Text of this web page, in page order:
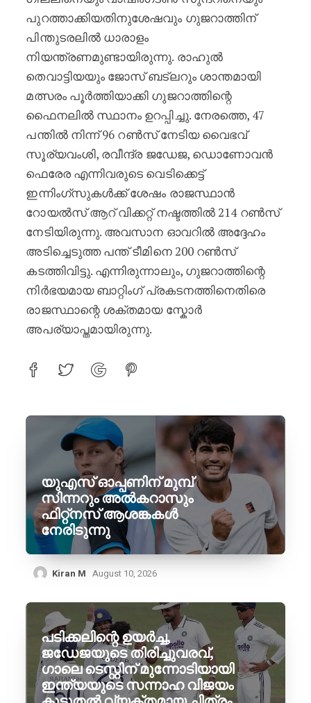
പുറത്താക്കിയതിനുശേഷവും ഗുജറാത്തിന്
പിന്തുടരലിൽ ധാരാളം
നിയന്ത്രണമുണ്ടായിരുന്നു. രാഹുൽ
തെവാട്ടിയയും ജോസ് ബട്‌ലറും ശാന്തമായി
മത്സരം പൂർത്തിയാക്കി ഗുജറാത്തിന്റെ
ഫൈനലിൽ സ്ഥാനം ഉറപ്പിച്ചു. നേരത്തെ, 47
പന്തിൽ നിന്ന് 96 റൺസ് നേടിയ വൈഭവ്
സൂര്യവംശി, രവീന്ദ്ര ജഡേജ, ഡൊണോവൻ
ഫെരേര എന്നിവരുടെ വെടിക്കെട്ട്
ഇന്നിംഗ്‌സുകൾക്ക് ശേഷം രാജസ്ഥാൻ
റോയൽസ് ആറ് വിക്കറ്റ് നഷ്ടത്തിൽ 214 റൺസ്
നേടിയിരുന്നു. അവസാന ഓവറിൽ അദ്ദേഹം
അടിച്ചെടുത്ത പന്ത് ടീമിനെ 200 റൺസ്
കടത്തിവിട്ടു. എന്നിരുന്നാലും, ഗുജറാത്തിന്റെ
നിർഭയമായ ബാറ്റിംഗ് പ്രകടനത്തിനെതിരെ
രാജസ്ഥാന്റെ ശക്തമായ സ്കോർ
അപര്യാപ്തമായിരുന്നു.
യുഎസ് ഓപ്പണിന് മുമ്പ്
സിന്നറും അൽകറാസും
ഫിറ്റ്നസ് ആശങ്കകൾ
നേരിടുന്നു
Kiran M August 10, 2026
പടിക്കലിന്റെ ഉയർച്ച,
ജഡേജയുടെ തിരിച്ചുവരവ്,
ഗാലെ ടെസ്റ്റിന് മുന്നോടിയായി
ഇന്ത്യയുടെ സന്നാഹ വിജയം